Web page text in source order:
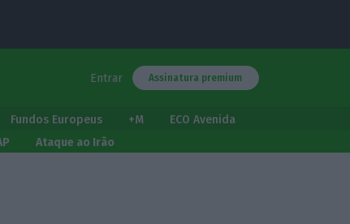
Entrar Assinatura premium
Fundos Europeus +M
ECO Avenida
Ataque ao Irão